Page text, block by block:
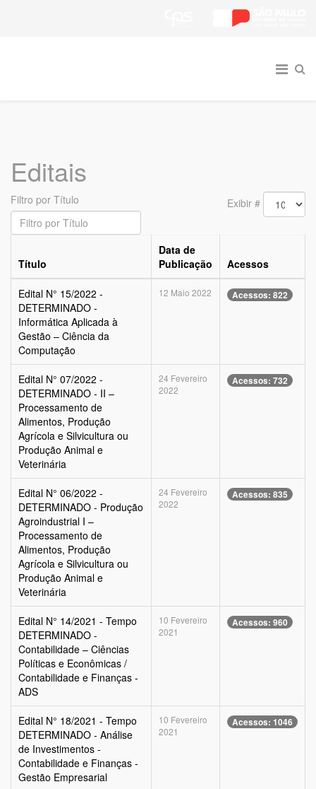
Editais
Filtro por Título Exibir #
Título
Data de
Publicação
Acessos
Edital N° 15/2022 -
DETERMINADO -
Informática Aplicada à
Gestão – Ciência da
Computação
12 Maio 2022 Acessos: 822
Edital N° 07/2022 -
DETERMINADO - II –
Processamento de
Alimentos, Produção
Agrícola e Silvicultura ou
Produção Animal e
Veterinária
24 Fevereiro
2022
Acessos: 732
Edital N° 06/2022 -
DETERMINADO - Produção
Agroindustrial I –
Processamento de
Alimentos, Produção
Agrícola e Silvicultura ou
Produção Animal e
Veterinária
24 Fevereiro
2022
Acessos: 835
Edital N° 14/2021 - Tempo
DETERMINADO -
Contabilidade – Ciências
Políticas e Econômicas /
Contabilidade e Finanças -
ADS
10 Fevereiro
2021
Acessos: 960
Edital N° 18/2021 - Tempo
DETERMINADO - Análise
de Investimentos -
Contabilidade e Finanças -
Gestão Empresarial
10 Fevereiro
2021
Acessos: 1046